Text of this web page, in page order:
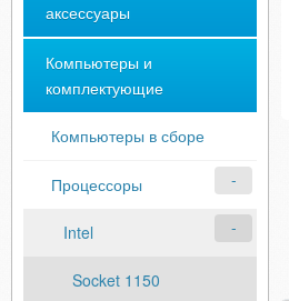
аксессуары
Компьютеры и
комплектующие
Компьютеры в сборе
Процессоры
Intel
Socket 1150